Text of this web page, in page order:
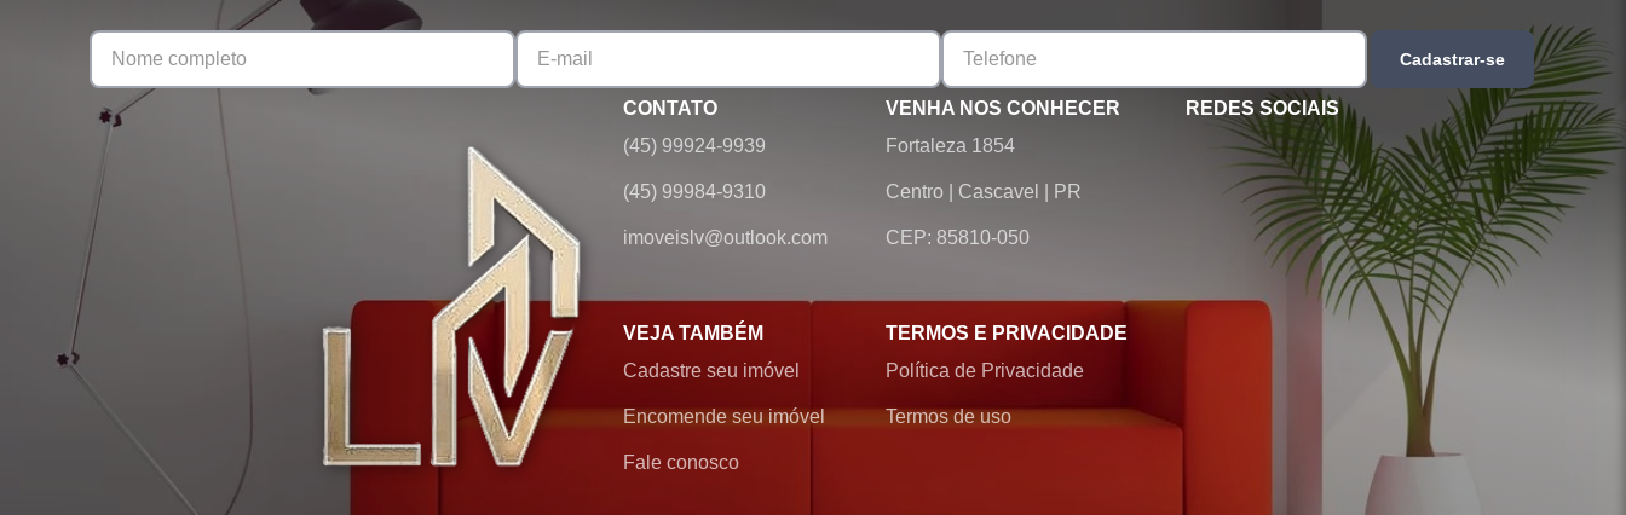
Cadastrar-se
CONTATO
(45) 99924-9939
(45) 99984-9310
imoveislv@outlook.com
VENHA NOS CONHECER
Fortaleza 1854
Centro Cascavel PR
CEP: 85810-050
REDES SOCIAIS
VEJA TAMBÉM
Cadastre seu imóvel
Encomende seu imóvel
Fale conosco
TERMOS E PRIVACIDADE
Política de Privacidade
Termos de uso